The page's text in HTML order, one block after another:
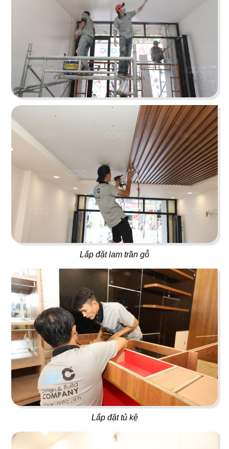
Lắp đặt lam trần gỗ
Lắp đặt tủ kệ
THÁI CONCEPT - SIK DAK
FOOK
Nhà hàng Thái
49
KASAPOCHI
Nhà hàng Nhật
50
LẨU XÔNG HƠI
Hấp thuỷ nhiệt
ĂN ĐƯỢC PHÚC PARADISE
Dimsum Hotpot & BBQ
52
THE REX
Food & Lounge
53
SUSHI MASA
Nhà hàng Nhật
54
LAN KWAI FONG
Beer Club
55
PHƯƠNG MINH GARDEN
Dessert & Bistro Cafe
56
TEMUJIN